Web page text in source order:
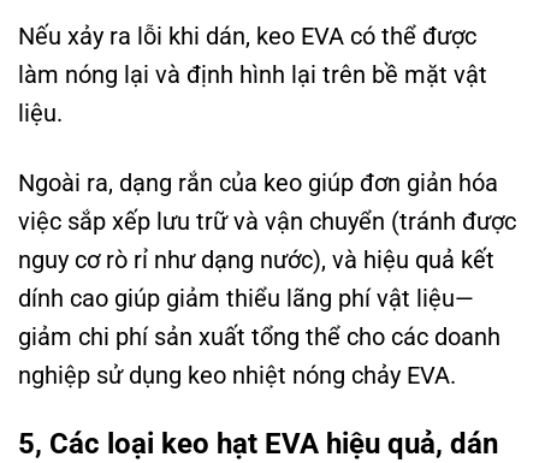
Nếu xảy ra lỗi khi dán, keo EVA có thể được
làm nóng lại và định hình lại trên bề mặt vật
liệu.
Ngoài ra, dạng rắn của keo giúp đơn giản hóa
việc sắp xếp lưu trữ và vận chuyển (tránh được
nguy cơ rò rỉ như dạng nước), và hiệu quả kết
dính cao giúp giảm thiểu lãng phí vật liệu—
giảm chi phí sản xuất tổng thể cho các doanh
nghiệp sử dụng keo nhiệt nóng chảy EVA.
5, Các loại keo hạt EVA hiệu quả, dán